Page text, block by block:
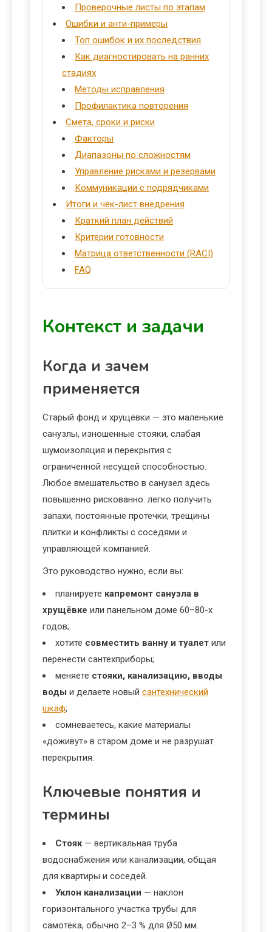
Проверочные листы по этапам
Ошибки и анти-примеры
Топ ошибок и их последствия
Как диагностировать на ранних
стадиях
Методы исправления
Профилактика повторения
Смета, сроки и риски
Факторы
Диапазоны по сложностям
Управление рисками и резервами
Коммуникации с подрядчиками
Итоги и чек-лист внедрения
Краткий план действий
Критерии готовности
Матрица ответственности (RACI)
FAQ
Контекст и задачи
Когда и зачем
применяется
Старый фонд и хрущёвки — это маленькие
санузлы, изношенные стояки, слабая
шумоизоляция и перекрытия с
ограниченной несущей способностью.
Любое вмешательство в санузел здесь
повышенно рискованно: легко получить
запахи, постоянные протечки, трещины
плитки и конфликты с соседями и
управляющей компанией.
Это руководство нужно, если вы:
планируете капремонт санузла в
хрущёвке или панельном доме 60–80-х
годов;
хотите совместить ванну и туалет или
перенести сантехприборы;
меняете стояки, канализацию, вводы
воды и делаете новый сантехнический
шкаф;
сомневаетесь, какие материалы
«доживут» в старом доме и не разрушат
перекрытия.
Ключевые понятия и
термины
Стояк— вертикальная труба
водоснабжения или канализации, общая
для квартиры и соседей.
Уклон канализации — наклон
горизонтального участка трубы для
самотёка, обычно 2–3 % для Ø50 мм.